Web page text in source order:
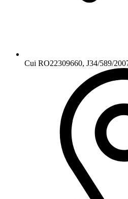
Cui RO22309660, J34/589/